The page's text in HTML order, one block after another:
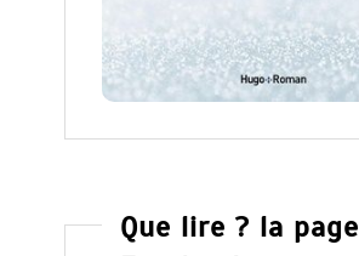
Que lire ? la page